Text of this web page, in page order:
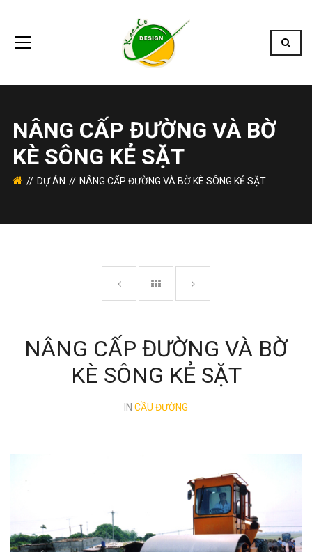
NÂNG CẤP ĐƯỜNG VÀ BỜ
KÈ SÔNG KẺ SẶT
DỰ ÁN NÂNG CẤP ĐƯỜNG VÀ BỜ KÈ SÔNG KẺ SẶT
NÂNG CẤP ĐƯỜNG VÀ BỜ
KÈ SÔNG KẺ SẶT
IN CẦU ĐƯỜNG